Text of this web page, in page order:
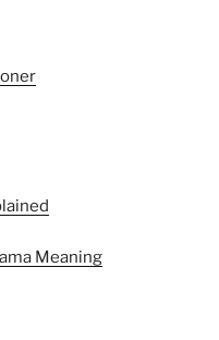
Meaning